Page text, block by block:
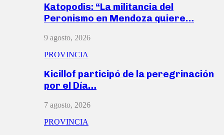
Katopodis: “La militancia del
Peronismo en Mendoza quiere…
9 agosto, 2026
PROVINCIA
Kicillof participó de la peregrinación
por el Día…
7 agosto, 2026
PROVINCIA